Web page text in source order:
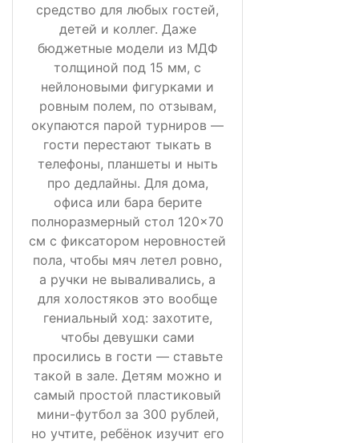
средство для любых гостей,
детей и коллег. Даже
бюджетные модели из МДФ
толщиной под 15 мм, с
нейлоновыми фигурками и
ровным полем, по отзывам,
окупаются парой турниров —
гости перестают тыкать в
телефоны, планшеты и ныть
про дедлайны. Для дома,
офиса или бара берите
полноразмерный стол 120×70
см с фиксатором неровностей
пола, чтобы мяч летел ровно,
а ручки не вываливались, а
для холостяков это вообще
гениальный ход: захотите,
чтобы девушки сами
просились в гости — ставьте
такой в зале. Детям можно и
самый простой пластиковый
мини-футбол за 300 рублей,
но учтите, ребёнок изучит его